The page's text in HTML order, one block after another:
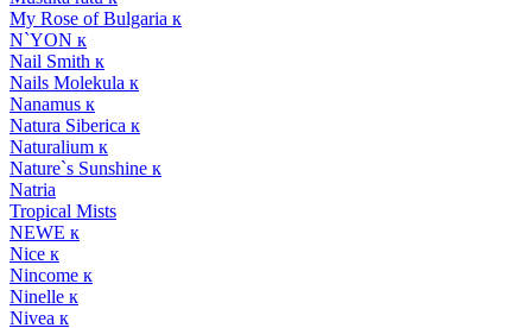
My Rose of Bulgaria к
N`YON к
Nail Smith к
Nails Molekula к
Nanamus к
Natura Siberica к
Naturalium к
Nature`s Sunshine к
Natria
Tropical Mists
NEWE к
Nice к
Nincome к
Ninelle к
Nivea к